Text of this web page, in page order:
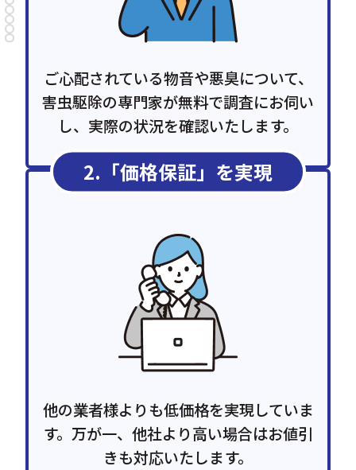
ご心配されている物音や悪臭について、
害虫駆除の専門家が無料で調査にお伺い
し、実際の状況を確認いたします。
2.「価格保証」を実現
他の業者様よりも低価格を実現していま
す。万が一、他社より高い場合はお値引
きも対応いたします。